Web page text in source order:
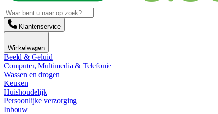
Klantenservice
Winkelwagen
Beeld & Geluid
Computer, Multimedia & Telefonie
Wassen en drogen
Keuken
Huishoudelijk
Persoonlijke verzorging
Inbouw